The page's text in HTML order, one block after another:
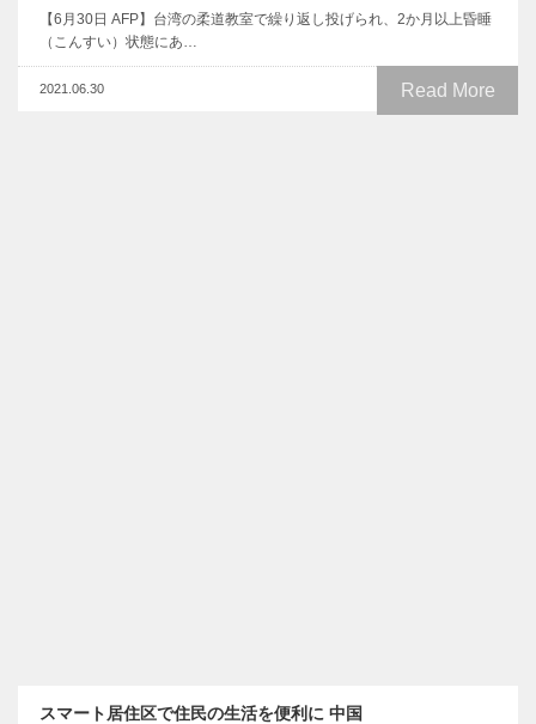
【6月30日 AFP】台湾の柔道教室で繰り返し投げられ、2か月以上昏睡
（こんすい）状態にあ…
Read More
2021.06.30
スマート居住区で住民の生活を便利に 中国